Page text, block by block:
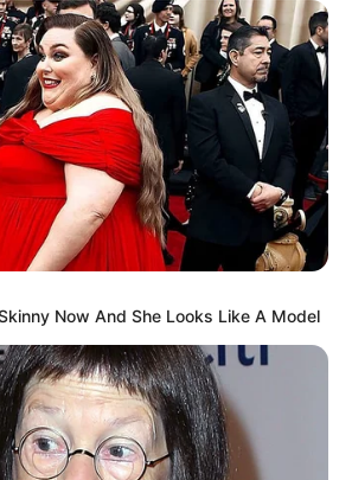
Jadi
Manfaatkan Ruang
Kosong, 10 Desain
Tangga Minimalis yang
Multifungsi
Ini 10 Ide Desain Kanopi
Minimalis yang Sederhana
Now And She Looks Like A Model